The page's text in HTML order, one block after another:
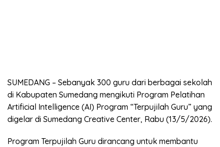
SUMEDANG – Sebanyak 300 guru dari berbagai sekolah
di Kabupaten Sumedang mengikuti Program Pelatihan
Artificial Intelligence (AI) Program “Terpujilah Guru” yang
digelar di Sumedang Creative Center, Rabu (13/5/2026).
Program Terpujilah Guru dirancang untuk membantu